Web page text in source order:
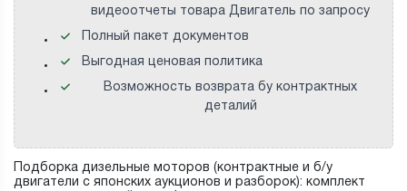
видеоотчеты товара Двигатель по запросу
Полный пакет документов
Выгодная ценовая политика
Возможность возврата бу контрактных
деталий
Подборка дизельные моторов (контрактные и б/у
двигатели с японских аукционов и разборок): комплект